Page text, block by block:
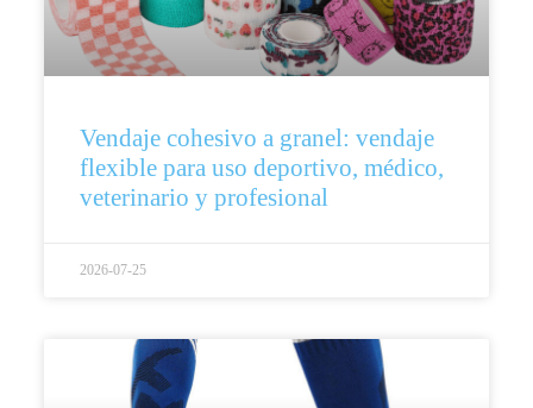
Vendaje cohesivo a granel: vendaje
flexible para uso deportivo, médico,
veterinario y profesional
2026-07-25